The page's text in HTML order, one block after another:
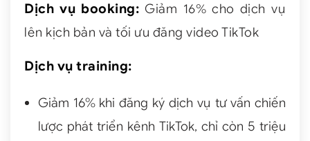
Dịch vụ booking: Giảm 16% cho dịch vụ
lên kịch bản và tối ưu đăng video TikTok
Dịch vụ training:
Giảm 16% khi đăng ký dịch vụ tư vấn chiến
lược phát triển kênh TikTok, chỉ còn 5 triệu